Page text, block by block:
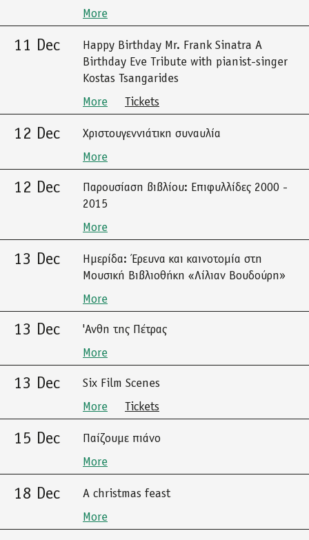
More
11 Dec
Happy Birthday Mr. Frank Sinatra A
Birthday Eve Tribute with pianist-singer
Kostas Tsangarides
More
Tickets
12 Dec
Χριστουγεννιάτικη συναυλία
More
12 Dec
Παρουσίαση βιβλίου: Επιφυλλίδες 2000 -
2015
More
13 Dec
Ημερίδα: Έρευνα και καινοτομία στη
Μουσική Βιβλιοθήκη «Λίλιαν Βουδούρη»
More
13 Dec
'Ανθη της Πέτρας
More
13 Dec
Six Film Scenes
More
Tickets
15 Dec
Παίζουμε πιάνο
More
18 Dec
A christmas feast
More